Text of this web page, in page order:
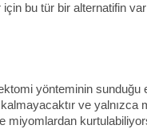
bu tür bir alternatifin
yönteminin sunduğu
ve